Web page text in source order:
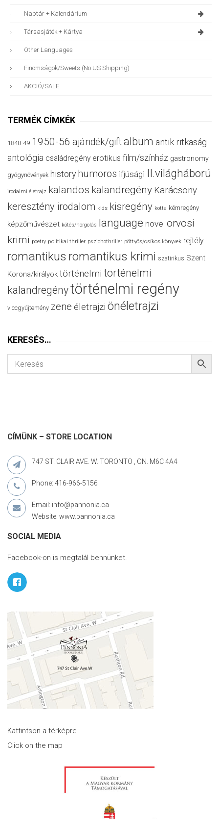
Naptár + Kalendárium
Társasjáték + Kártya
Other Languages
Finomságok/sweets (no US Shipping)
AKCIÓ/SALE
TERMÉK CÍMKÉK
1848-49 1950-56 ajándék/giftalbum antik ritkaság
antológia családregény erotikus film/színház gastronomy
gyógynövények history humoros ifjúsági II.világháború
irodalmi életrajz kalandos kalandregény Karácsony
keresztény irodalom kids kisregény kotta kémregény
képzőművészet kötés/horgolás language novel orvosi
krimi poetry politikai thriller pszichothriller pöttyös/csíkos könyvek rejtély
romantikus romantikus krimi szatirikus Szent
Korona/királyok történelmi történelmi
kalandregénytörténelmi regény
viccgyűjtemény zene életrajzi önéletrajzi
KERESÉS…
CÍMÜNK – STORE LOCATION
747 ST. CLAIR AVE. W. TORONTO , ON. M6C 4A4
Phone: 416-966-5156
Email: info@pannonia.ca
Website: www.pannonia.ca
SOCIAL MEDIA
Facebook-on is megtalál bennünket.
Kattintson a térképre
Click on the map